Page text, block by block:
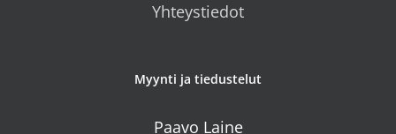
Yhteystiedot
Myynti ja tiedustelut
Paavo Laine